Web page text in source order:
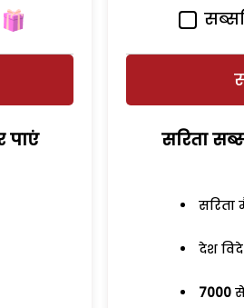
पाएं सरिता
सरिता
देश
7000